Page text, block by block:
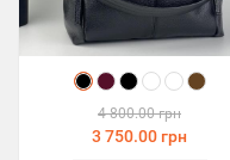
4 800.00 грн
3 750.00 грн